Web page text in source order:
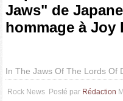
Jaws" de
hommage à Joy
In The Jaws Of The Lords Of
Rock News Posté par Rédaction